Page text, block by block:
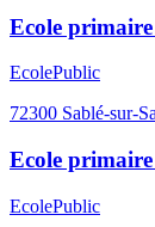
Ecole
EcolePublic
72300 Sablé-sur-
Ecole
EcolePublic